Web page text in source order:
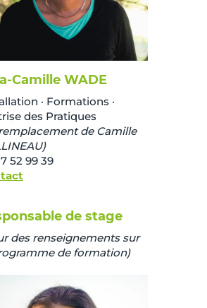
Camille WADE
· Formations ·
des Pratiques
de Camille
52 99 39
de stage
des renseignements sur
de formation)